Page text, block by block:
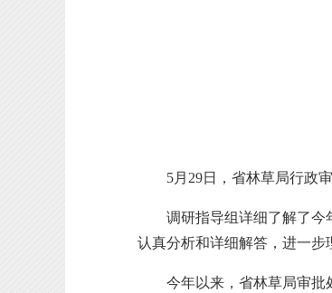
5月29日， 省林草局行政
调研指导组详细了解了今年
认真分析和详细解答，进一步
今年以来，省林草局审批